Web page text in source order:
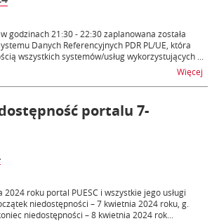
godzinach 21:30 - 22:30 zaplanowana została
Danych Referencyjnych PDR PL/UE, która
wszystkich systemów/usług wykorzystujących ...
Więcej
portalu 7-
roku portal PUESC i wszystkie jego usługi
niedostępności – 7 kwietnia 2024 roku, g.
niedostępności – 8 kwietnia 2024 rok...